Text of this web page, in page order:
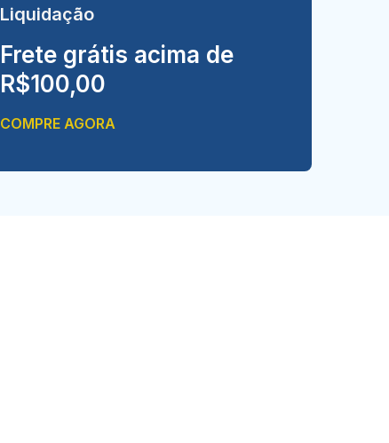
Liquidação
Frete grátis acima de
R$100,00
COMPRE AGORA